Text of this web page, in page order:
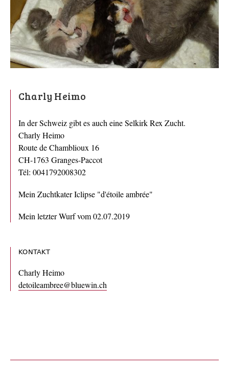
Charly Heimo
In der Schweiz gibt es auch eine Selkirk Rex Zucht.
Charly Heimo
Route de Chamblioux 16
CH-1763 Granges-Paccot
Tél: 0041792008302
Mein Zuchtkater Iclipse "d'étoile ambrée"
Mein letzter Wurf vom 02.07.2019
KONTAKT
Charly Heimo
detoileambree@bluewin.ch